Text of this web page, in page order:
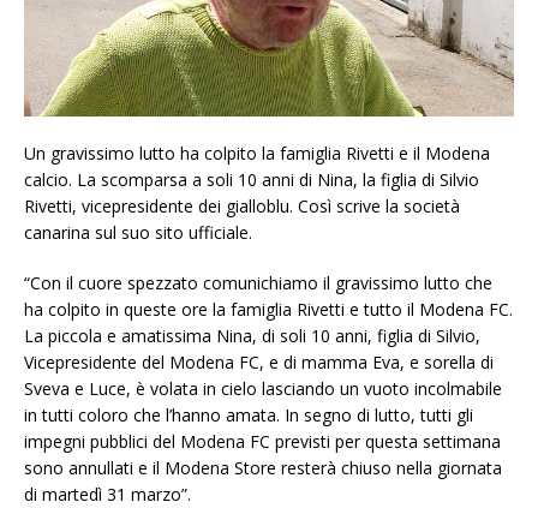
Un gravissimo lutto ha colpito la famiglia Rivetti e il Modena
calcio. La scomparsa a soli 10 anni di Nina, la figlia di Silvio
Rivetti, vicepresidente dei gialloblu. Così scrive la società
canarina sul suo sito ufficiale.
“Con il cuore spezzato comunichiamo il gravissimo lutto che
ha colpito in queste ore la famiglia Rivetti e tutto il Modena FC.
La piccola e amatissima Nina, di soli 10 anni, figlia di Silvio,
Vicepresidente del Modena FC, e di mamma Eva, e sorella di
Sveva e Luce, è volata in cielo lasciando un vuoto incolmabile
in tutti coloro che l’hanno amata. In segno di lutto, tutti gli
impegni pubblici del Modena FC previsti per questa settimana
sono annullati e il Modena Store resterà chiuso nella giornata
di martedì 31 marzo”.